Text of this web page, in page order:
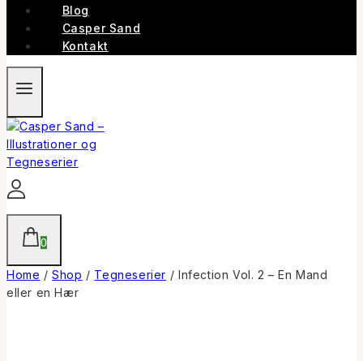
Blog
Casper Sand
Kontakt
0
Home / Shop / Tegneserier / Infection Vol. 2 – En Mand
eller en Hær